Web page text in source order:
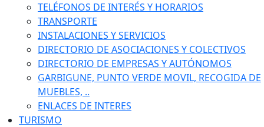
TELÉFONOS DE INTERÉS Y HORARIOS
TRANSPORTE
INSTALACIONES Y SERVICIOS
DIRECTORIO DE ASOCIACIONES Y COLECTIVOS
DIRECTORIO DE EMPRESAS Y AUTÓNOMOS
GARBIGUNE, PUNTO VERDE MOVIL, RECOGIDA DE
MUEBLES, ..
ENLACES DE INTERES
TURISMO